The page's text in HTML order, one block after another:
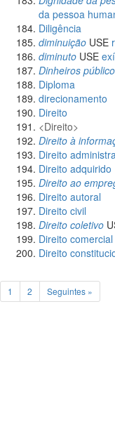
da pessoa
Diligência
diminuição USE
diminuto USE
Dinheiros
Diploma
direcionamento
Direito
Direito
Direito à
Direito
Direito adquirido
Direito ao
Direito autoral
Direito civil
Direito coletivo
Direito comercial
Direito
1 2 Seguintes »